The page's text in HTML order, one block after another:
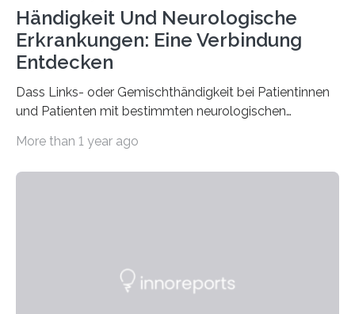
Händigkeit Und Neurologische
Erkrankungen: Eine Verbindung
Entdecken
Dass Links- oder Gemischthändigkeit bei Patientinnen
und Patienten mit bestimmten neurologischen
auffällig häufig vorkommt, ist eine oft berichtete
konnten ihn mal belegen, mal nicht. Eine Meta-Analyse,
More than 1 year ago